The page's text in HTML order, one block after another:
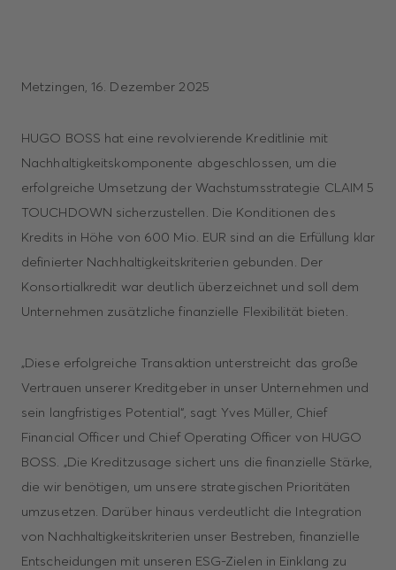
Metzingen, 16. Dezember 2025
HUGO BOSS hat eine revolvierende Kreditlinie mit
Nachhaltigkeitskomponente abgeschlossen, um die
erfolgreiche Umsetzung der Wachstumsstrategie CLAIM 5
TOUCHDOWN sicherzustellen. Die Konditionen des
Kredits in Höhe von 600 Mio. EUR sind an die Erfüllung klar
definierter Nachhaltigkeitskriterien gebunden. Der
Konsortialkredit war deutlich überzeichnet und soll dem
Unternehmen zusätzliche finanzielle Flexibilität bieten.
„Diese erfolgreiche Transaktion unterstreicht das große
Vertrauen unserer Kreditgeber in unser Unternehmen und
sein langfristiges Potential“, sagt Yves Müller, Chief
Financial Officer und Chief Operating Officer von HUGO
BOSS. „Die Kreditzusage sichert uns die finanzielle Stärke,
die wir benötigen, um unsere strategischen Prioritäten
umzusetzen. Darüber hinaus verdeutlicht die Integration
von Nachhaltigkeitskriterien unser Bestreben, finanzielle
Entscheidungen mit unseren ESG-Zielen in Einklang zu